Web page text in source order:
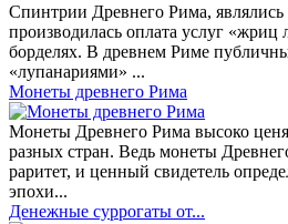
Спинтрии Древнего Рима,
производилась оплата услуг
борделях. В древнем Риме
«лупанариями» ...
Монеты древнего Рима
Монеты Древнего Рима высоко
разных стран. Ведь монеты
раритет, и ценный свидетель
эпохи...
Денежные суррогаты от...